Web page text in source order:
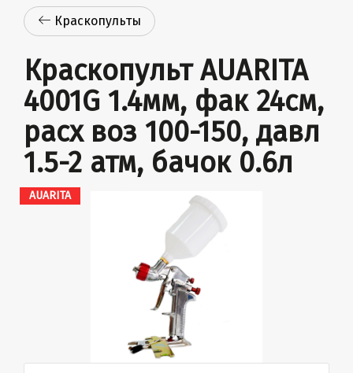
Краскопульты
Краскопульт AUARITA
4001G 1.4мм, фак 24см,
расх воз 100-150, давл
1.5-2 атм, бачок 0.6л
AUARITA